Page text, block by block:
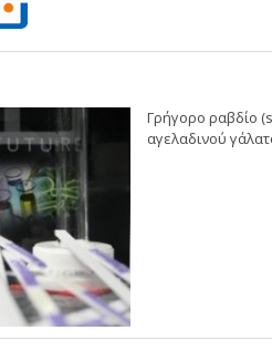
Γρήγορο ραβδίο
αγελαδινού